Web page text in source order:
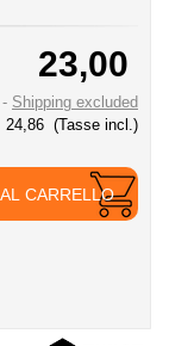
23,00
Shipping excluded
24,86 (Tasse incl.)
CARRELLO